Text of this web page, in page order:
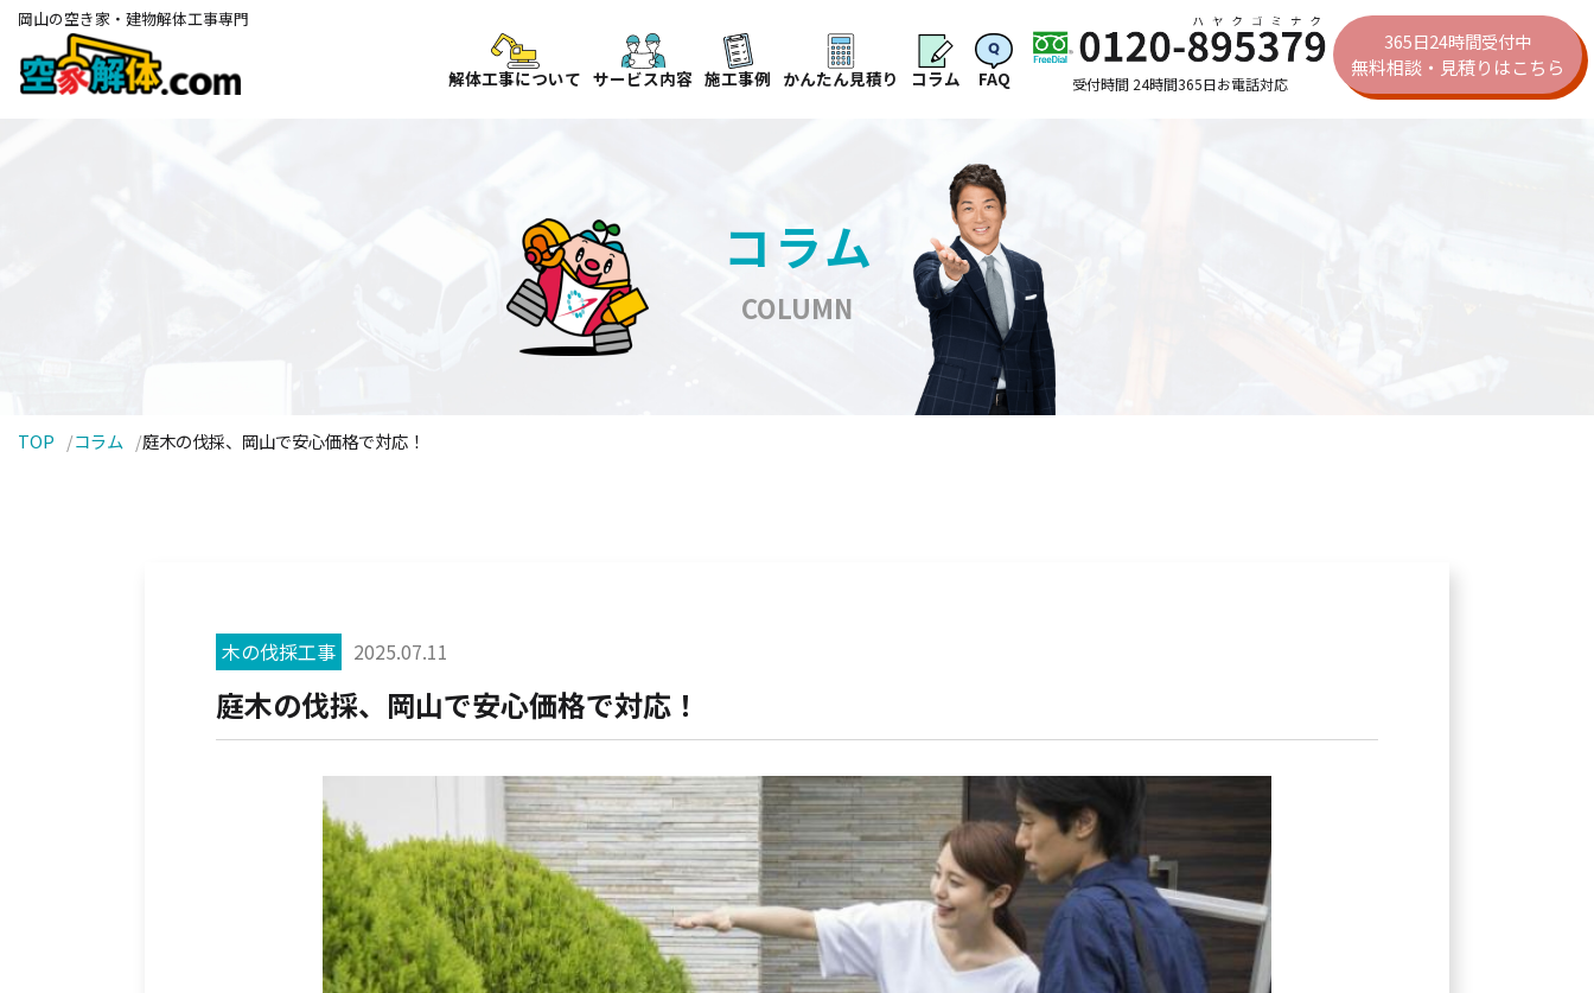
岡山の空き家・建物解体工事専門
解体工事について サービス内容 施工事例 かんたん見積り コラム FAQ 受付時間 24時間365日お電話対応
365日24時間受付中
無料相談・見積りはこちら
コラム
COLUMN
TOP コラム 庭木の伐採、岡山で安心価格で対応！
木の伐採工事 2025.07.11
庭木の伐採、岡山で安心価格で対応！